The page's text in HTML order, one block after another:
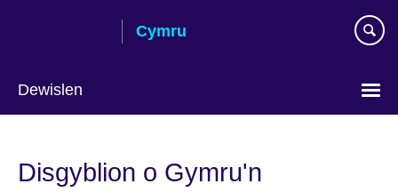
Cymru
Dewislen
language
Disgyblion o Gymru'n